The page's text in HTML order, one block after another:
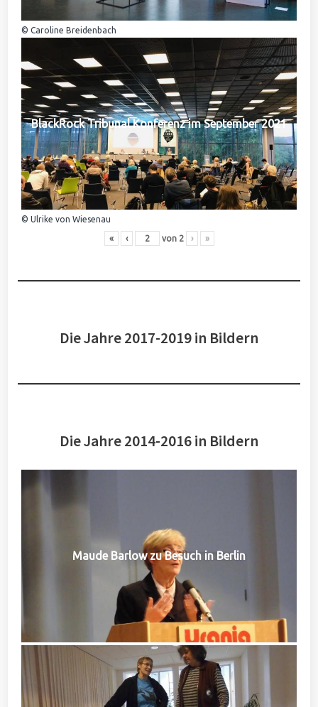
© Caroline Breidenbach
BlackRock Tribunal Konferenz im September 2021
© Ulrike von Wiesenau
« ‹ von 2 › »
Die Jahre 2017-2019 in Bildern
Die Jahre 2014-2016 in Bildern
Maude Barlow zu Besuch in Berlin